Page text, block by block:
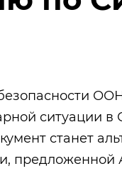
ситуации в
станет
предложенной